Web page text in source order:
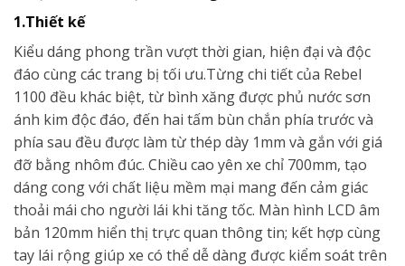
1.Thiết kế
Kiểu dáng phong trần vượt thời gian, hiện đại và độc
đáo cùng các trang bị tối ưu.Từng chi tiết của Rebel
1100 đều khác biệt, từ bình xăng được phủ nước sơn
ánh kim độc đáo, đến hai tấm bùn chắn phía trước và
phía sau đều được làm từ thép dày 1mm và gắn với giá
đỡ bằng nhôm đúc. Chiều cao yên xe chỉ 700mm, tạo
dáng cong với chất liệu mềm mại mang đến cảm giác
thoải mái cho người lái khi tăng tốc. Màn hình LCD âm
bản 120mm hiển thị trực quan thông tin; kết hợp cùng
tay lái rộng giúp xe có thể dễ dàng được kiểm soát trên